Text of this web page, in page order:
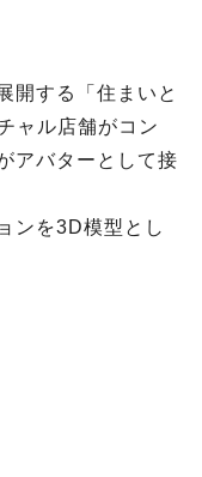
開する「住まいと
ャル店舗がコン
アバターとして接
ンを3D模型とし